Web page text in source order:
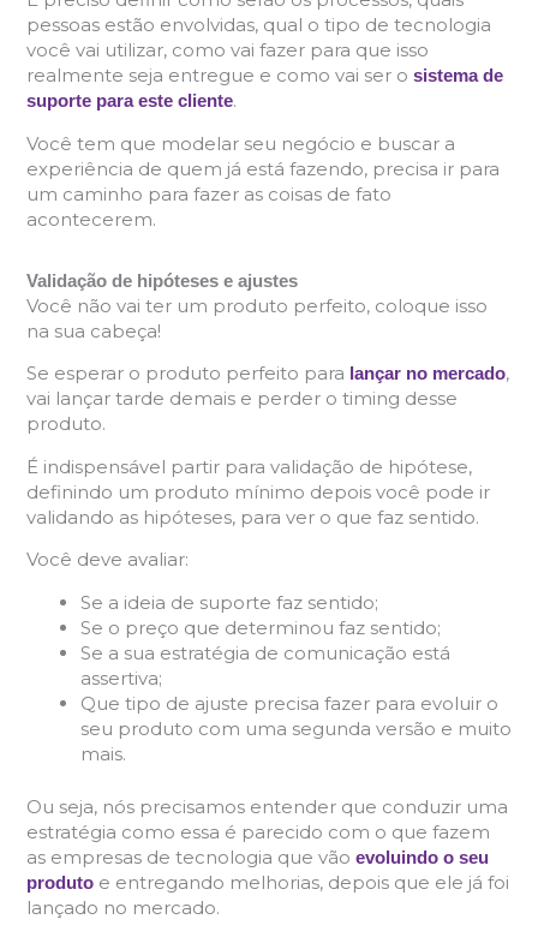
pessoas estão envolvidas, qual o tipo de tecnologia
você vai utilizar, como vai fazer para que isso
realmente seja entregue e como vai ser o sistema de
suporte para este cliente.
Você tem que modelar seu negócio e buscar a
experiência de quem já está fazendo, precisa ir para
um caminho para fazer as coisas de fato
acontecerem.
Validação de hipóteses e ajustes
Você não vai ter um produto perfeito, coloque isso
na sua cabeça!
Se esperar o produto perfeito para lançar no mercado,
vai lançar tarde demais e perder o timing desse
produto.
É indispensável partir para validação de hipótese,
definindo um produto mínimo depois você pode ir
validando as hipóteses, para ver o que faz sentido.
Você deve avaliar:
Se a ideia de suporte faz sentido;
Se o preço que determinou faz sentido;
Se a sua estratégia de comunicação está
assertiva;
Que tipo de ajuste precisa fazer para evoluir o
seu produto com uma segunda versão e muito
mais.
Ou seja, nós precisamos entender que conduzir uma
estratégia como essa é parecido com o que fazem
as empresas de tecnologia que vão evoluindo o seu
produto e entregando melhorias, depois que ele já foi
lançado no mercado.